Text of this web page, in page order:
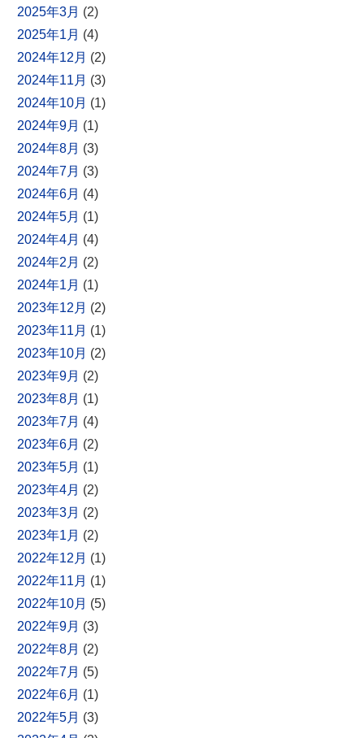
2025年3月 (2)
2025年1月 (4)
2024年12月 (2)
2024年11月 (3)
2024年10月 (1)
2024年9月 (1)
2024年8月 (3)
2024年7月 (3)
2024年6月 (4)
2024年5月 (1)
2024年4月 (4)
2024年2月 (2)
2024年1月 (1)
2023年12月 (2)
2023年11月 (1)
2023年10月 (2)
2023年9月 (2)
2023年8月 (1)
2023年7月 (4)
2023年6月 (2)
2023年5月 (1)
2023年4月 (2)
2023年3月 (2)
2023年1月 (2)
2022年12月 (1)
2022年11月 (1)
2022年10月 (5)
2022年9月 (3)
2022年8月 (2)
2022年7月 (5)
2022年6月 (1)
2022年5月 (3)